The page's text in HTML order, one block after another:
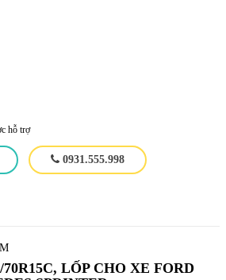
hỗ trợ
0931.555.998
LỐP CHO XE FORD